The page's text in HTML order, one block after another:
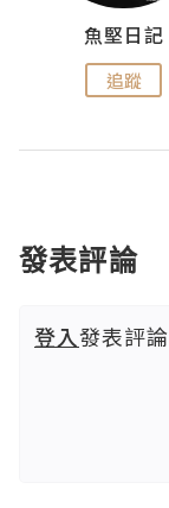
魚堅日記
追蹤
發表評論
登入發表評論